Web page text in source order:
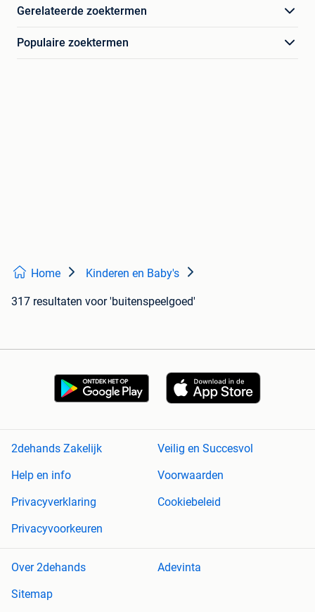
Gerelateerde zoektermen
Populaire zoektermen
Home Kinderen en Baby's
317 resultaten voor 'buitenspeelgoed'
2dehands Zakelijk
Veilig en Succesvol
Help en info
Voorwaarden
Privacyverklaring
Cookiebeleid
Privacyvoorkeuren
Over 2dehands
Adevinta
Sitemap